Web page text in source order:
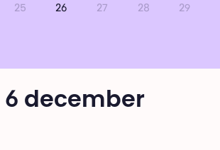
25 26 27 28 29
december